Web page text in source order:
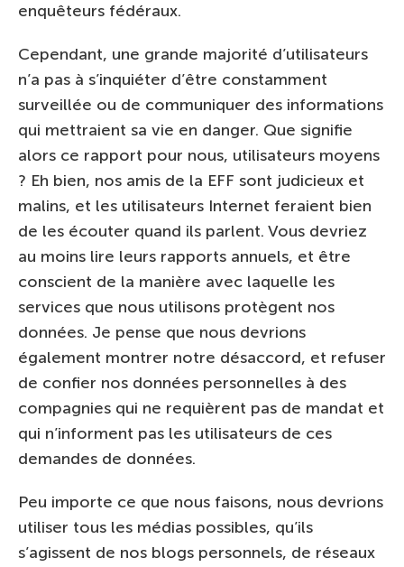
enquêteurs fédéraux.
Cependant, une grande majorité d’utilisateurs
n’a pas à s’inquiéter d’être constamment
surveillée ou de communiquer des informations
qui mettraient sa vie en danger. Que signifie
alors ce rapport pour nous, utilisateurs moyens
? Eh bien, nos amis de la EFF sont judicieux et
malins, et les utilisateurs Internet feraient bien
de les écouter quand ils parlent. Vous devriez
au moins lire leurs rapports annuels, et être
conscient de la manière avec laquelle les
services que nous utilisons protègent nos
données. Je pense que nous devrions
également montrer notre désaccord, et refuser
de confier nos données personnelles à des
compagnies qui ne requièrent pas de mandat et
qui n’informent pas les utilisateurs de ces
demandes de données.
Peu importe ce que nous faisons, nous devrions
utiliser tous les médias possibles, qu’ils
s’agissent de nos blogs personnels, de réseaux